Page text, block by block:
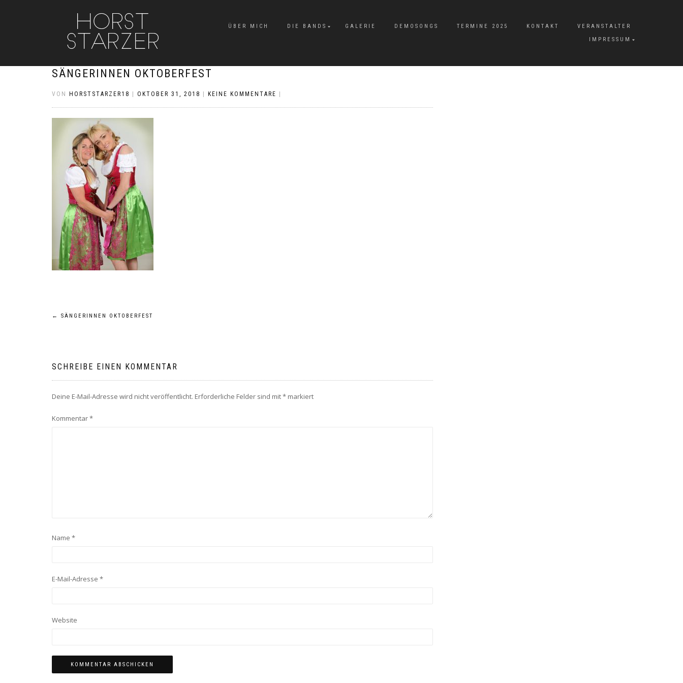
ÜBER MICH DIE BANDS GALERIE DEMOSONGS TERMINE 2025 KONTAKT
VERANSTALTER
IMPRESSUM
SÄNGERINNEN OKTOBERFEST
VON HORSTSTARZER18 OKTOBER 31, 2018 KEINE KOMMENTARE
Beitragsnavigation
← SÄNGERINNEN OKTOBERFEST
SCHREIBE EINEN KOMMENTAR
Deine E-Mail-Adresse wird nicht veröffentlicht. Erforderliche Felder sind mit* markiert
Kommentar*
Name *
E-Mail-Adresse *
Website